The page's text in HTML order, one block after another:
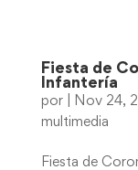
Fiesta de
Infantería
por Nov 24,
multimedia
Fiesta de